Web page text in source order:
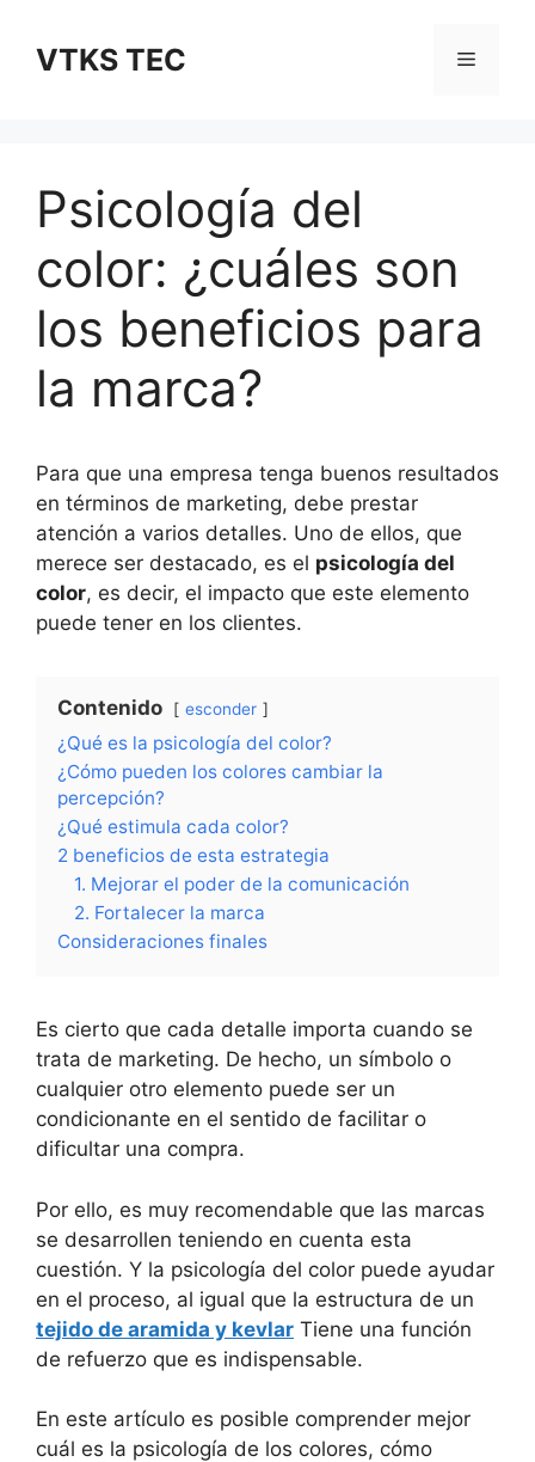
contenido
VTKS TEC Menú
Psicología del
color: ¿cuáles son
los beneficios para
la marca?
Para que una empresa tenga buenos resultados
en términos de marketing, debe prestar
atención a varios detalles. Uno de ellos, que
merece ser destacado, es el psicología del
color, es decir, el impacto que este elemento
puede tener en los clientes.
Contenido esconder
¿Qué es la psicología del color?
¿Cómo pueden los colores cambiar la
percepción?
¿Qué estimula cada color?
2 beneficios de esta estrategia
1. Mejorar el poder de la comunicación
2. Fortalecer la marca
Consideraciones finales
Es cierto que cada detalle importa cuando se
trata de marketing. De hecho, un símbolo o
cualquier otro elemento puede ser un
condicionante en el sentido de facilitar o
dificultar una compra.
Por ello, es muy recomendable que las marcas
se desarrollen teniendo en cuenta esta
cuestión. Y la psicología del color puede ayudar
en el proceso, al igual que la estructura de un
tejido de aramida y kevlar Tiene una función
de refuerzo que es indispensable.
En este artículo es posible comprender mejor
cuál es la psicología de los colores, cómo